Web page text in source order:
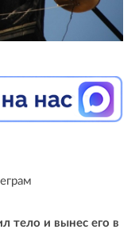
тело и вынес его в